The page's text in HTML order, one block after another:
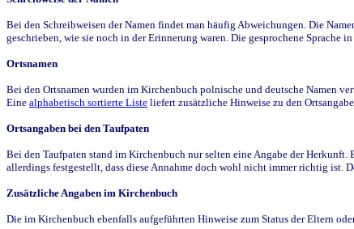
Bei den Schreibweisen der Namen findet man häufig Abweichungen. Die
geschrieben, wie sie noch in der Erinnerung waren. Die gesprochene
Ortsnamen
Bei den Ortsnamen wurden im Kirchenbuch polnische und deutsche Namen
Eine alphabetisch sortierte Liste liefert zusätzliche Hinweise zu den
Ortsangaben bei den Taufpaten
Bei den Taufpaten stand im Kirchenbuch nur selten eine Angabe der
allerdings festgestellt, dass diese Annahme doch wohl nicht immer richtig ist.
Zusätzliche Angaben im Kirchenbuch
Die im Kirchenbuch ebenfalls aufgeführten Hinweise zum Status der Eltern